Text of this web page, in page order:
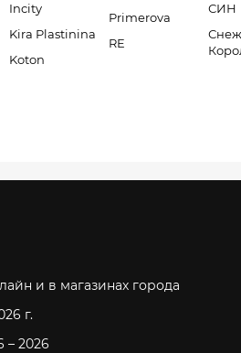
Incity
Kira Plastinina
Koton
Primerova
RE
СИН
и в магазинах города
г.
– 2026